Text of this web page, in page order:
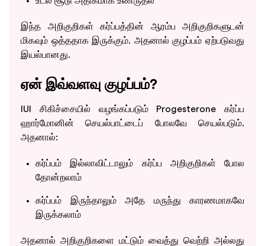
இந்த அறிகுறிகள் கர்ப்பத்தின் ஆரம்ப அறிகுறிகளுடன்
மிகவும் ஒத்ததாக இருக்கும். அதனால் குழப்பம் ஏற்படுவது
இயல்பானது.
ஏன் இவ்வளவு குழப்பம்?
IUI சிகிச்சையில் வழங்கப்படும் Progesterone கர்ப்ப
ஹார்மோனின் செயல்பாட்டைப் போலவே செயல்படும்.
அதனால்:
கர்ப்பம் இல்லாவிட்டாலும் கர்ப்ப அறிகுறிகள் போல
தோன்றலாம்
கர்ப்பம் இருந்தாலும் அதே மருந்து காரணமாகவே
இருக்கலாம்
அதனால் அறிகுறிகளை மட்டும் வைத்து வெற்றி அல்லது